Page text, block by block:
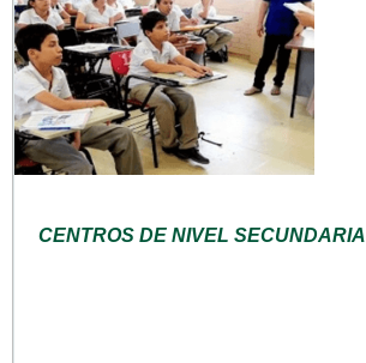
CENTROS DE NIVEL SECUNDARIA